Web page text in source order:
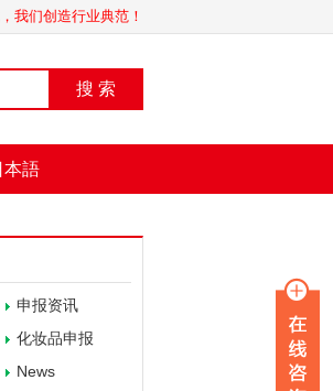
我们创造行业典范！
搜 索
本語
申报资讯
化妆品申报
News